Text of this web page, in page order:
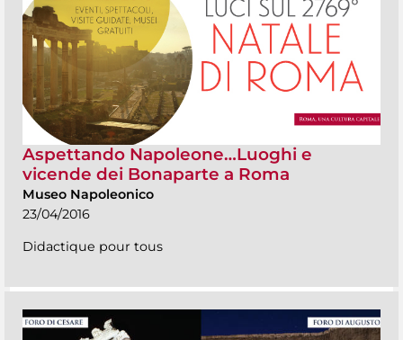
Aspettando Napoleone…Luoghi e
vicende dei Bonaparte a Roma
Museo Napoleonico
23/04/2016
Didactique pour tous